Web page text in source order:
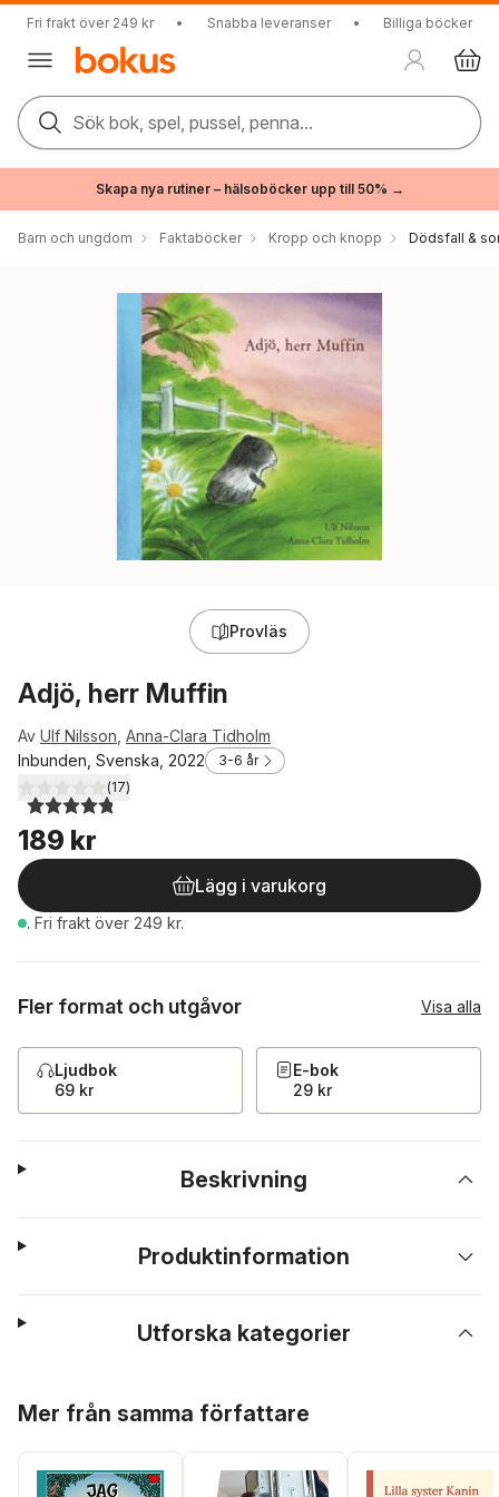
Fri frakt över 249 kr • Snabba leveranser • Billiga böcker
Sök bok, spel, pussel, penna...
Skapa nya rutiner – hälsoböcker upp till 50% →
Barn och ungdom Faktaböcker Kropp och knopp Dödsfall &
Provläs
Adjö, herr Muffin
Av Ulf Nilsson Anna-Clara Tidholm
Inbunden, Svenska, 2022
3-6 år
4,8utav 5 stjärnor. Totalt antal röster:
(17)
189 kr
Lägg i varukorg
. Fri frakt över 249 kr.
Fler format och utgåvor Visa alla
Ljudbok
69 kr
E-bok
29 kr
Beskrivning
Produktinformation
Utforska kategorier
Mer från samma författare